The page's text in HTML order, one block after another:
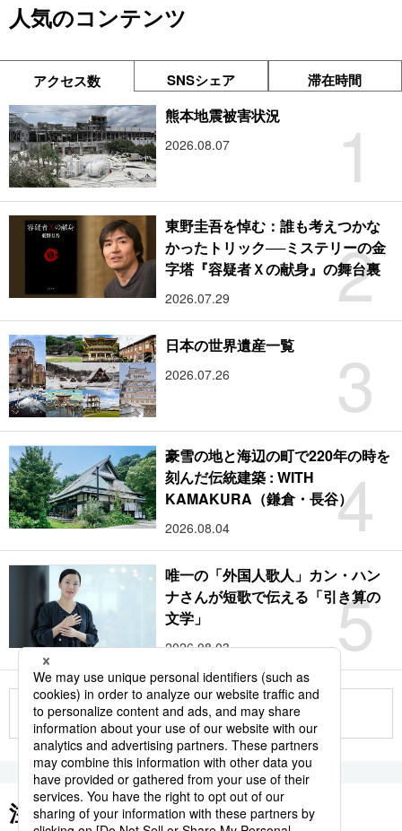
人気のコンテンツ
アクセス数 SNSシェア 滞在時間
1
熊本地震被害状況
2026.08.07
2
東野圭吾を悼む：誰も考えつかな
かったトリック──ミステリーの金
字塔『容疑者Ｘの献身』の舞台裏
2026.07.29
3
日本の世界遺産一覧
2026.07.26
4
豪雪の地と海辺の町で220年の時を
刻んだ伝統建築 : WITH
KAMAKURA（鎌倉・長谷）
2026.08.04
5
唯一の「外国人歌人」カン・ハン
ナさんが短歌で伝える「引き算の
文学」
2026.08.03
もっと見る
注目のキーワード